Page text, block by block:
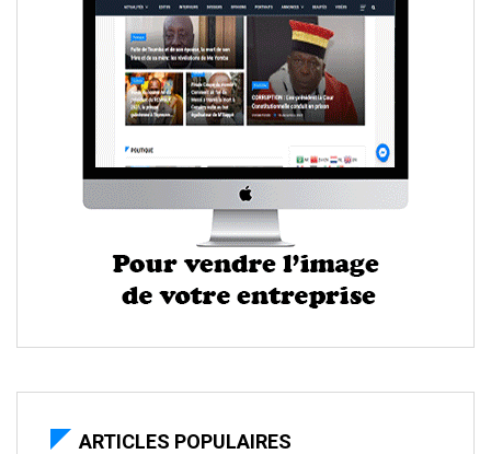
ARTICLES POPULAIRES